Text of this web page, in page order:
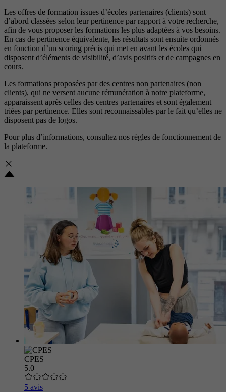
Les offres de formation issues d’écoles partenaires (clients) sont
d’abord classées selon leur pertinence par rapport à votre recherche,
afin de vous proposer les formations les plus adaptées à vos besoins.
En cas de pertinence équivalente, les résultats sont ensuite ordonnés
en fonction d’un scoring précis qui met en avant les écoles qui
disposent d’éléments de visibilité, d’avis positifs et de campagnes en
cours.
Les formations proposées par des centres non partenaires (non
clients), qui ne versent aucune rémunération à notre plateforme,
apparaissent après celles des centres partenaires et sont également
triées par pertinence. Elles sont reconnaissables par le fait qu’elles ne
disposent pas de logos.
Pour plus d’informations, consultez nos règles de fonctionnement de
la plateforme.
CPES
5.0
5 avis